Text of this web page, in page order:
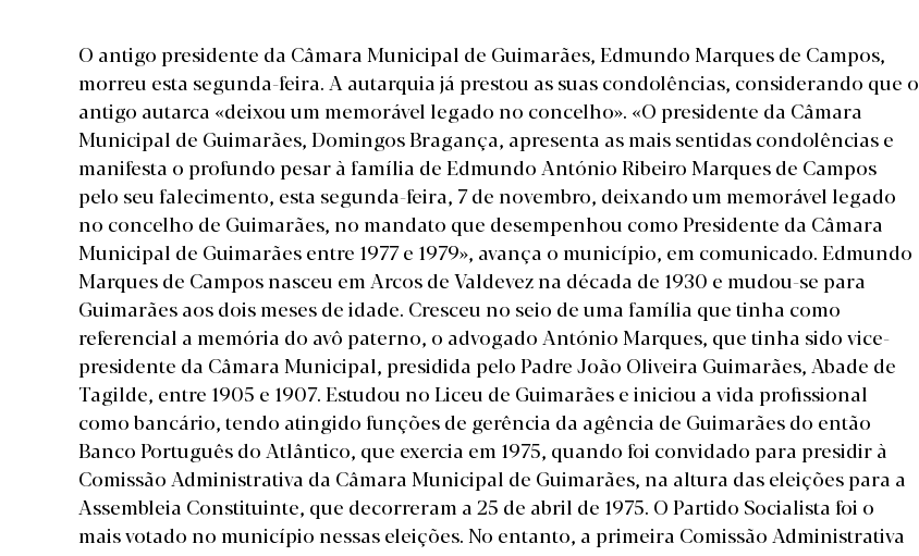
O antigo presidente da Câmara Municipal de Guimarães, Edmundo Marques de Campos,
morreu esta segunda-feira. A autarquia já prestou as suas condolências, considerando que o
antigo autarca «deixou um memorável legado no concelho». «O presidente da Câmara
Municipal de Guimarães, Domingos Bragança, apresenta as mais sentidas condolências e
manifesta o profundo pesar à família de Edmundo António Ribeiro Marques de Campos
pelo seu falecimento, esta segunda-feira, 7 de novembro, deixando um memorável legado
no concelho de Guimarães, no mandato que desempenhou como Presidente da Câmara
Municipal de Guimarães entre 1977 e 1979», avança o município, em comunicado. Edmundo
Marques de Campos nasceu em Arcos de Valdevez na década de 1930 e mudou-se para
Guimarães aos dois meses de idade. Cresceu no seio de uma família que tinha como
referencial a memória do avô paterno, o advogado António Marques, que tinha sido vice-
presidente da Câmara Municipal, presidida pelo Padre João Oliveira Guimarães, Abade de
Tagilde, entre 1905 e 1907. Estudou no Liceu de Guimarães e iniciou a vida profissional
como bancário, tendo atingido funções de gerência da agência de Guimarães do então
Banco Português do Atlântico, que exercia em 1975, quando foi convidado para presidir à
Comissão Administrativa da Câmara Municipal de Guimarães, na altura das eleições para a
Assembleia Constituinte, que decorreram a 25 de abril de 1975. O Partido Socialista foi o
mais votado no município nessas eleições. No entanto, a primeira Comissão Administrativa